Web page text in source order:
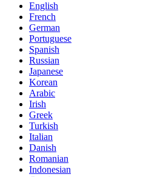
English
French
German
Portuguese
Spanish
Russian
Japanese
Korean
Arabic
Irish
Greek
Turkish
Italian
Danish
Romanian
Indonesian